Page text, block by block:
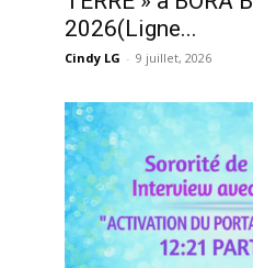
2026(Ligne...
Cindy LG - 9 juillet, 2026